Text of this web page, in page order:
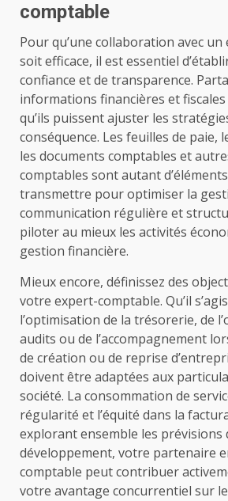
comptable
Pour qu’une collaboration avec
soit efficace, il est essentiel
confiance et de transparence.
informations financières et
qu’ils puissent ajuster les
conséquence. Les feuilles de paie,
les documents comptables et
comptables sont autant
transmettre pour optimiser la
communication régulière et
piloter au mieux les activités
gestion financière.
Mieux encore, définissez des
votre expert-comptable. Qu’il
l’optimisation de la trésorerie, de
audits ou de l’accompagnement
de création ou de reprise
doivent être adaptées aux
société. La consommation de
régularité et l’équité dans la
explorant ensemble les prévisions
développement, votre partenaire
comptable peut contribuer
votre avantage concurrentiel sur